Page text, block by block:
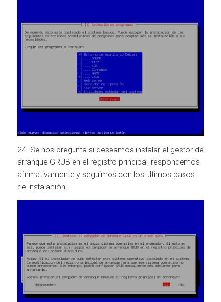
24. Se nos pregunta si deseamos instalar el gestor de
arranque GRUB en el registro principal, respondemos
afirmativamente y seguimos con los ultimos pasos
de instalación.